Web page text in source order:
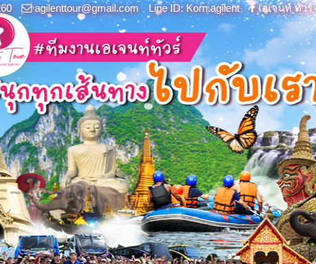
agilenttour@gmail.com Line ID: Korn.agilent เอเจนท์ ทัวร์